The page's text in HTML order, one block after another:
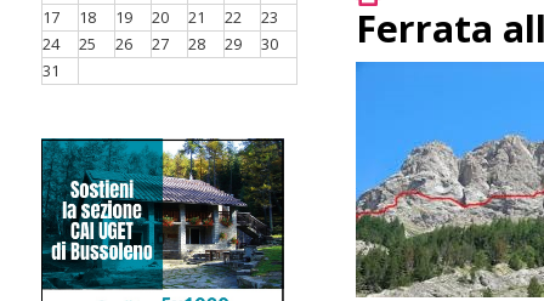
17
18 19 20 21 22
23
24
25 26 27 28 29
30
31
Ferrata